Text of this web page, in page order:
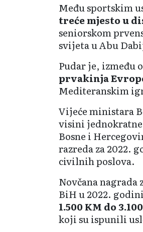
Među sportskim
treće mjesto u
seniorskom
svijeta u Abu
Pudar je, između
prvakinja
Mediteranskim
Vijeće ministara
visini jednokratne
Bosne i
razreda za 2022.
civilnih poslova.
Novčana
BiH u 2022.
1.500 KM do
koji su ispunili